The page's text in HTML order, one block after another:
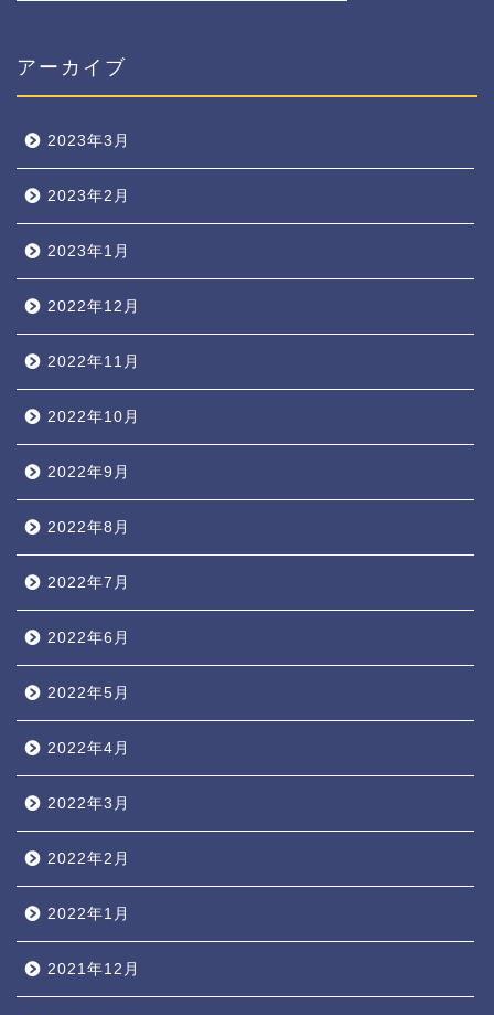
アーカイブ
2023年3月
2023年2月
2023年1月
2022年12月
2022年11月
2022年10月
2022年9月
2022年8月
2022年7月
2022年6月
2022年5月
2022年4月
2022年3月
2022年2月
2022年1月
2021年12月